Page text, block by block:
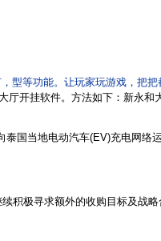
型等功能。让玩家玩游戏，把把
厅开挂软件。方法如下：新永和
国当地电动汽车(EV)充电网络
积极寻求额外的收购目标及战